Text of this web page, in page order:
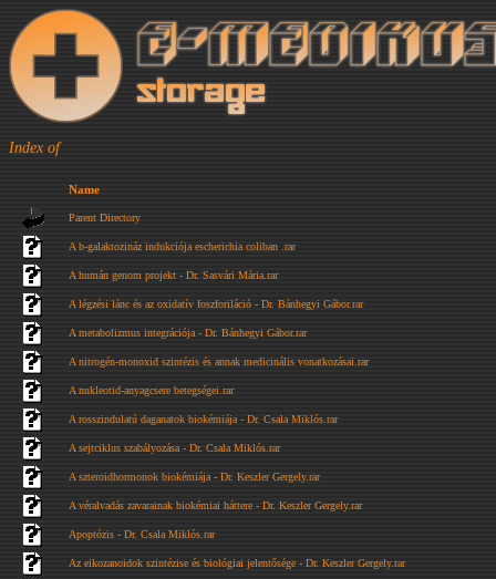
Index of
Name
Parent Directory
A b-galaktozináz indukciója escherichia coliban .rar
A humán genom projekt - Dr. Sasvári Mária.rar
A légzési lánc és az oxidatív foszforiláció - Dr. Bánhegyi Gábor.rar
A metabolizmus integrációja - Dr. Bánhegyi Gábor.rar
A nitrogén-monoxid szintézis és annak medicinális vonatkozásai.rar
A nukleotid-anyagcsere betegségei.rar
A rosszindulatú daganatok biokémiája - Dr. Csala Miklós.rar
A sejtciklus szabályozása - Dr. Csala Miklós.rar
A szteroidhormonok biokémiája - Dr. Keszler Gergely.rar
A véralvadás zavarainak biokémiai háttere - Dr. Keszler Gergely.rar
Apoptózis - Dr. Csala Miklós.rar
Az eikozanoidok szintézise és biológiai jelentősége - Dr. Keszler Gergely.rar